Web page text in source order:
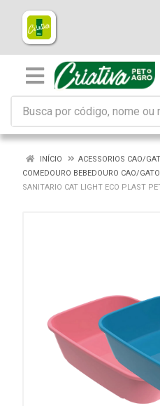
INÍCIO
ACESSORIOS CAO/
COMEDOURO BEBEDOURO CAO/GATO
SANITARIO CAT LIGHT ECO PLAST